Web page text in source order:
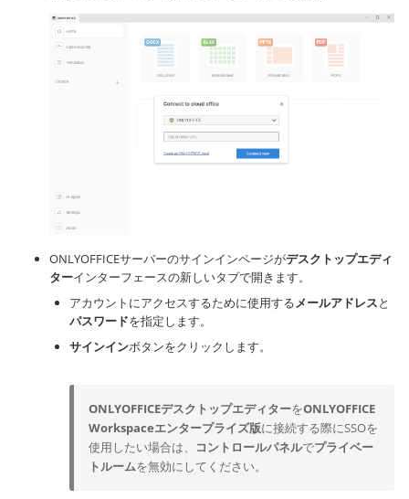
ONLYOFFICEサーバーのサインインページがデスクトップエディ
ターインターフェースの新しいタブで開きます。
アカウントにアクセスするために使用するメールアドレスと
パスワードを指定します。
サインインボタンをクリックします。
ONLYOFFICEデスクトップエディターをONLYOFFICE
Workspaceエンタープライズ版に接続する際にSSOを
使用したい場合は、
コントロールパネルでプライベー
トルームを無効にしてください。